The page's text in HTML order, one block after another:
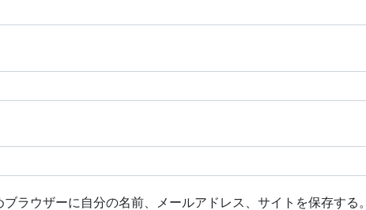
ラウザーに自分の名前、メールアドレス、サイトを保存する。